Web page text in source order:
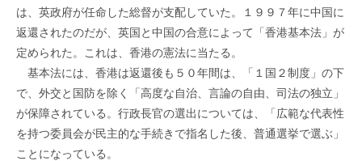
は、英政府が任命した総督が支配していた。１９９７年に中国に
返還されたのだが、英国と中国の合意によって「香港基本法」が
定められた。これは、香港の憲法に当たる。
基本法には、香港は返還後も５０年間は、「１国２制度」の下
で、外交と国防を除く「高度な自治、言論の自由、司法の独立」
が保障されている。行政長官の選出については、「広範な代表性
を持つ委員会が民主的な手続きで指名した後、普通選挙で選ぶ」
ことになっている。